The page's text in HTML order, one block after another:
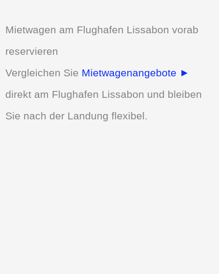
Mietwagen am Flughafen Lissabon vorab
reservieren
Vergleichen Sie Mietwagenangebote ►
direkt am Flughafen Lissabon und bleiben
Sie nach der Landung flexibel.